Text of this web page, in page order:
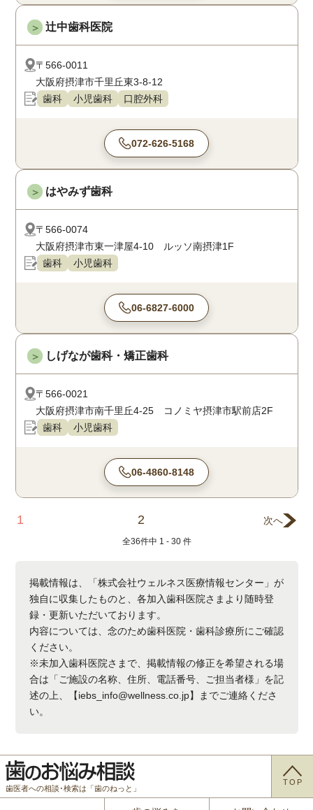
＞ 辻中歯科医院
〒566-0011
大阪府摂津市千里丘東3-8-12
歯科
小児歯科 口腔外科
072-626-5168
＞ はやみず歯科
〒566-0074
大阪府摂津市東一津屋4-10 ルッソ南摂津1F
歯科
小児歯科
06-6827-6000
＞ しげなが歯科・矯正歯科
〒566-0021
大阪府摂津市南千里丘4-25 コノミヤ摂津市駅前店2F
歯科
小児歯科
06-4860-8148
1 2 次へ
全36件中 1 - 30 件
掲載情報は、「株式会社ウェルネス医療情報センター」が
独自に収集したものと、各加入歯科医院さまより随時登
録・更新いただいております。
内容については、念のため歯科医院・歯科診療所にご確認
ください。
※未加入歯科医院さまで、掲載情報の修正を希望される場
合は「ご施設の名称、住所、電話番号、ご担当者様」を記
述の上、【iebs_info@wellness.co.jp】までご連絡くださ
い。
歯医者への相談･検索は「歯のねっと」
TOP